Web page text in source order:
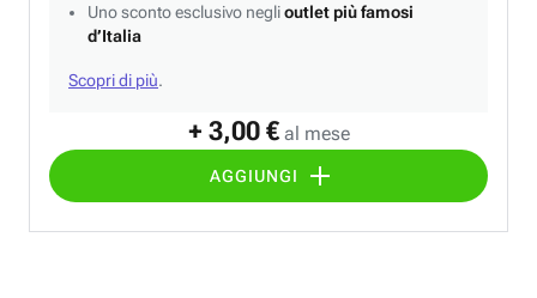
+ 3,00 € al mese
AGGIUNGI
Uno sconto esclusivo neglioutlet più famosi
d’Italia
Scopri di più.